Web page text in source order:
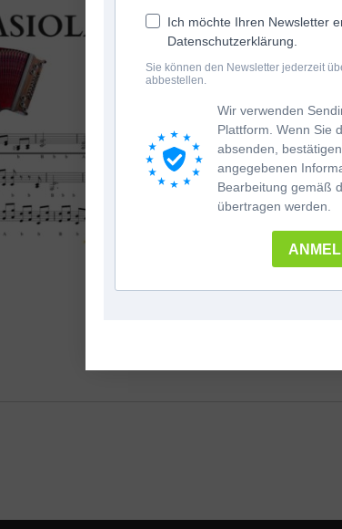
A flotter Ländler!
4-reihige
VILLA
ASIOLA
Menge
﹣ ﹢
Kategorien: A-Z,Ländler
Ich möchte Ihren Newsletter
Datenschutzerklärung.
Sie können den Newsletter jederzeit
abbestellen.
Wir verwenden
Plattform. Wenn Sie
absenden,
angegebenen
Bearbeitung gemäß
übertragen werden.